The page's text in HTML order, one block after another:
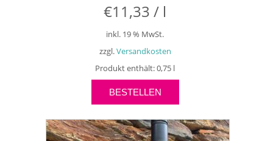
€11,33 / l
inkl. 19 % MwSt.
zzgl.Versandkosten
Produkt enthält: 0,75 l
BESTELLEN